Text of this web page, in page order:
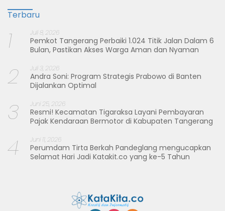
Terbaru
1 Juli 8, 2026
Pemkot Tangerang Perbaiki 1.024 Titik Jalan Dalam 6
Bulan, Pastikan Akses Warga Aman dan Nyaman
2 Juli 3, 2026
Andra Soni: Program Strategis Prabowo di Banten
Dijalankan Optimal
3 Juni 25, 2026
Resmi! Kecamatan Tigaraksa Layani Pembayaran
Pajak Kendaraan Bermotor di Kabupaten Tangerang
4 Juni 11, 2026
Perumdam Tirta Berkah Pandeglang mengucapkan
Selamat Hari Jadi Katakit.co yang ke-5 Tahun